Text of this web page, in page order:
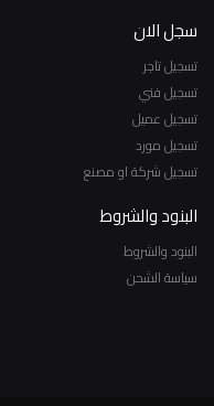
سجل الان
تسجيل تاجر
تسجيل فني
تسجيل عميل
تسجيل مورد
تسجيل شركة او مصنع
البنود والشروط
البنود والشروط
سياسة الشحن